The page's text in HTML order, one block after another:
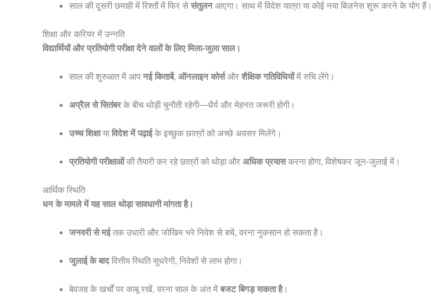
साल की दूसरी छमाही में रिश्तों में फिर से संतुलनआएगा। साथ में विदेश यात्रा या कोई नया बिज़नेस शुरू करने के योग हैं।
शिक्षा और करियर में उन्नति
विद्यार्थियों और प्रतियोगी परीक्षा देने वालों के लिए मिला-जुला साल।
साल की शुरुआत में आपनई किताबें, ऑनलाइन कोर्सऔर शैक्षिक गतिविधियोंमें रुचि लेंगे।
अप्रैल से सितंबरके बीच थोड़ी चुनौती रहेगी—धैर्य और मेहनत जरूरी होगी।
उच्च शिक्षायाविदेश में पढ़ाईके इच्छुक छात्रों को अच्छे अवसर मिलेंगे।
प्रतियोगी परीक्षाओंकी तैयारी कर रहे छात्रों को थोड़ा और अधिक प्रयासकरना होगा, विशेषकर जून-जुलाई में।
आर्थिक स्थिति
धन के मामले में यह साल थोड़ा सावधानी मांगता है।
जनवरी से मईतक उधारी और जोखिम भरे निवेश से बचें, वरना नुकसान हो सकता है।
जुलाई के बादवित्तीय स्थिति सुधरेगी, निवेशों से लाभ होगा।
बेवजह के खर्चों पर काबू रखें, वरना साल के अंत में बजट बिगड़ सकता है।